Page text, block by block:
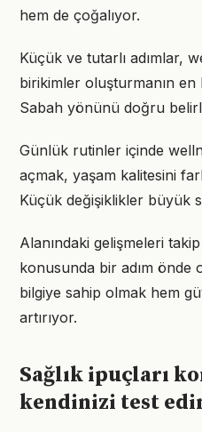
hem de çoğalıyor.
Küçük ve tutarlı adımlar,
birikimler oluşturmanın en
Sabah yönünü doğru
Günlük rutinler içinde
açmak, yaşam kalitesini
Küçük değişiklikler büyük
Alanındaki gelişmeleri
konusunda bir adım önde
bilgiye sahip olmak hem
artırıyor.
Sağlık ipuçları
kendinizi test